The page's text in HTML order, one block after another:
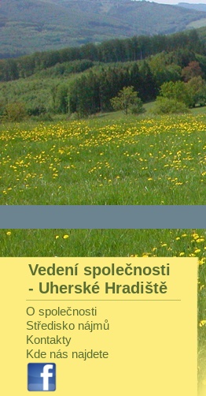
Vedení společnosti
- Uherské Hradiště
O společnosti
Středisko nájmů
Kontakty
Kde nás najdete